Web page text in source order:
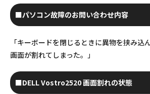
■パソコン故障のお問い合わせ内容
「キーボードを閉じるときに異物を挟み込
画面が割れてしまった。」
■DELL Vostro2520 画面割れの状態